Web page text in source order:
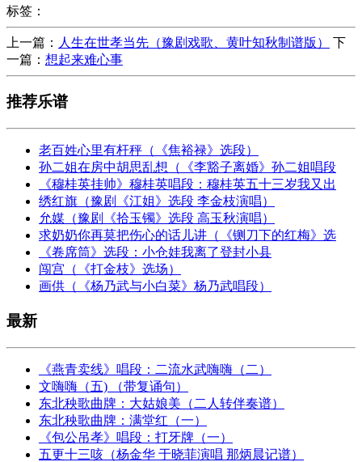
标签：
上一篇： 人生在世孝当先（豫剧戏歌、黄叶知秋制谱版）
下
一篇： 想起来难心事
推荐乐谱
老百姓心里有杆秤（《焦裕禄》选段）
孙二姐在房中胡思乱想（《李豁子离婚》孙二姐唱段
《穆桂英挂帅》穆桂英唱段：穆桂英五十三岁我又出
绣红旗（豫剧《江姐》选段 李金枝演唱）
允媒（豫剧《拾玉镯》选段 高玉秋演唱）
求奶奶你再莫把伤心的话儿讲（《铡刀下的红梅》选
《卷席筒》选段：小仓娃我离了登封小县
闯宫（《打金枝》选场）
画供（《杨乃武与小白菜》杨乃武唱段）
最新
《燕青卖线》唱段：二流水武嗨嗨（二）
文嗨嗨（五) （带复诵句）
东北秧歌曲牌：大姑娘美（二人转伴奏谱）
东北秧歌曲牌：满堂红（一）
《包公吊孝》唱段：打牙牌（一）
五更十三咳（杨金华 于晓菲演唱 那炳晨记谱）